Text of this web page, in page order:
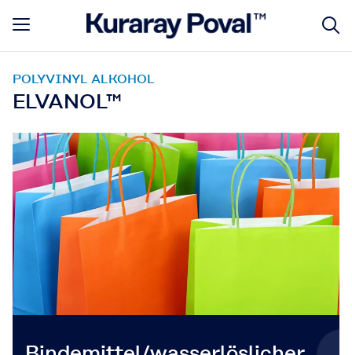
POLYVINYL ALKOHOL
ELVANOL™